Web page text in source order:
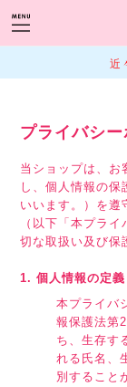
近
プライバシ
当ショップは、お
し、個人情報の保
いいます。）を遵
（以下「本プラ
切な取扱い及び保
1. 個人情報の定義
本プライバ
報保護法第
ち、生存す
れる氏名、
別すること